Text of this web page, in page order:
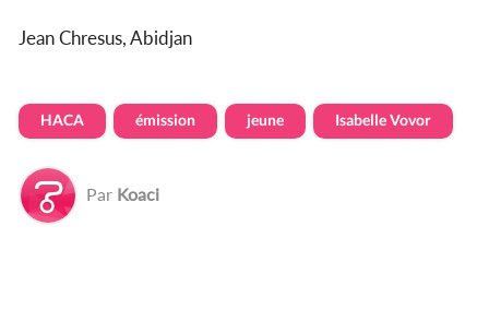
Jean Chresus, Abidjan
HACA émission jeune Isabelle Vovor
Par Koaci